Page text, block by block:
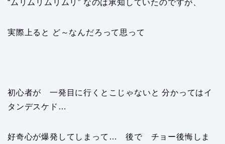
“ムリムリムリムリ” なのは承知していたのですが、
実際上ると ど～なんだろって思って
初心者が 一発目に行くとこじゃないと 分かってはイ
タンデスケド…
好奇心が爆発してしまって… 後で チョー後悔しま